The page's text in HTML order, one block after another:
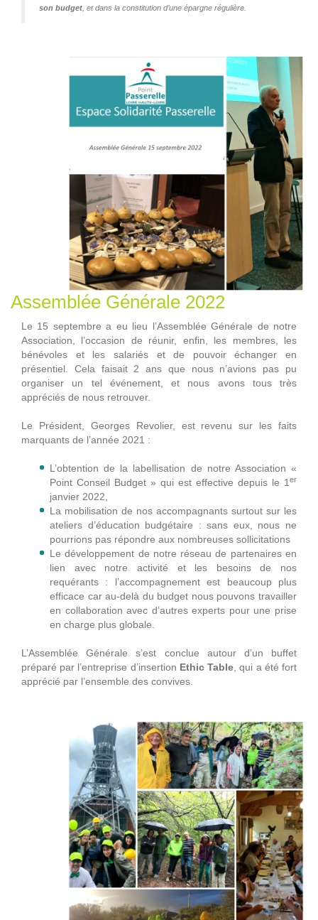
son budget , et dans la constitution d’une épargne régulière.
Assemblée Générale 2022
Le 15 septembre a eu lieu l’Assemblée Générale de notre
Association, l’occasion de réunir, enfin, les membres, les
bénévoles et les salariés et de pouvoir échanger en
présentiel. Cela faisait 2 ans que nous n’avions pas pu
organiser un tel événement, et nous avons tous très
appréciés de nous retrouver.
Le Président, Georges Revolier, est revenu sur les faits
marquants de l’année 2021 :
L’obtention de la labellisation de notre Association «
Point Conseil Budget » qui est effective depuis le 1 er
janvier 2022,
La mobilisation de nos accompagnants surtout sur les
ateliers d’éducation budgétaire : sans eux, nous ne
pourrions pas répondre aux nombreuses sollicitations
Le développement de notre réseau de partenaires en
lien avec notre activité et les besoins de nos
requérants : l’accompagnement est beaucoup plus
efficace car au-delà du budget nous pouvons travailler
en collaboration avec d’autres experts pour une prise
en charge plus globale.
L’Assemblée Générale s’est conclue autour d’un buffet
préparé par l’entreprise d’insertion Ethic Table , qui a été fort
apprécié par l’ensemble des convives.